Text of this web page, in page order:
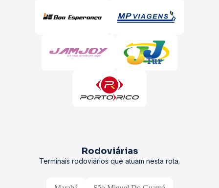
Rodoviárias
Terminais rodoviários que atuam nesta rota.